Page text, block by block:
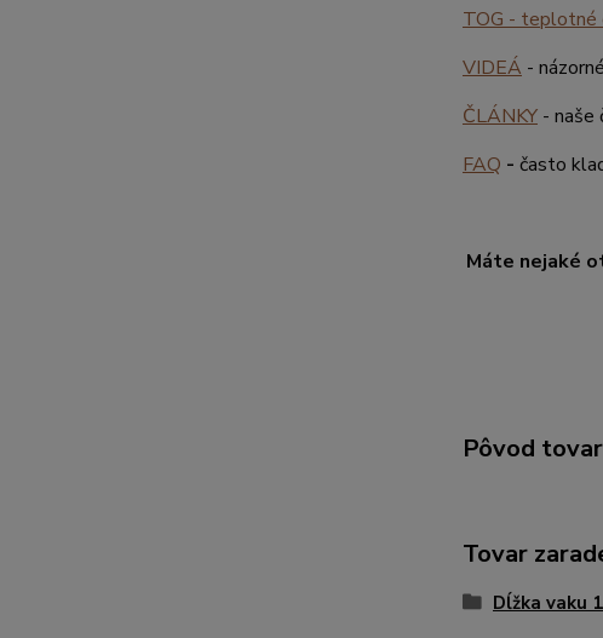
TOG - teplotné
VIDEÁ -
ČLÁNKY- naše
FAQ - často
Máte nejaké
Pôvod
Tovar
Dĺžka vaku